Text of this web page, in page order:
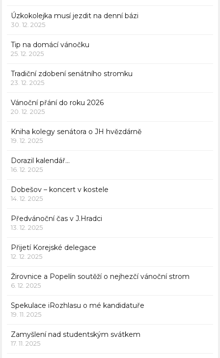
Úzkokolejka musí jezdit na denní bázi
30. 12. 2025
Tip na domácí vánočku
25. 12. 2025
Tradiční zdobení senátního stromku
23. 12. 2025
Vánoční přání do roku 2026
20. 12. 2025
Kniha kolegy senátora o JH hvězdárně
19. 12. 2025
Dorazil kalendář…
16. 12. 2025
Dobešov – koncert v kostele
14. 12. 2025
Předvánoční čas v J.Hradci
13. 12. 2025
Přijetí Korejské delegace
12. 12. 2025
Žirovnice a Popelín soutěží o nejhezčí vánoční strom
6. 12. 2025
Spekulace iRozhlasu o mé kandidatuře
19. 11. 2025
Zamyšlení nad studentským svátkem
17. 11. 2025